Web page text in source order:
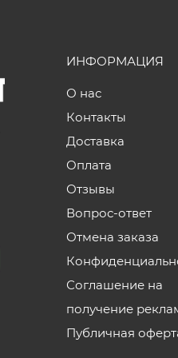
ИНФОРМАЦИЯ
О нас
Контакты
Доставка
Оплата
Отзывы
Вопрос-ответ
Отмена заказа
Соглашение на
получение
Публичная